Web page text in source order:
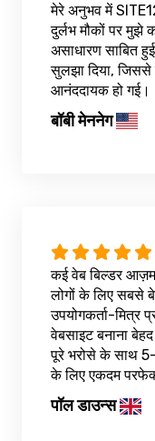
मेरे अनुभव में
दुर्लभ मौकों पर मुझे
असाधारण साबित
सुलझा दिया,
आनंददायक हो गई।
बॉबी मेननेग
कई वेब बिल्डर
लोगों के लिए सबसे
उपयोगकर्ता-मित्र
वेबसाइट बनाना
पूरे भरोसे के साथ
के लिए एकदम
पॉल डाउन्स